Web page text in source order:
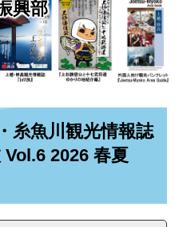
興部
糸魚川観光情報誌
Vol.6 2026 春夏